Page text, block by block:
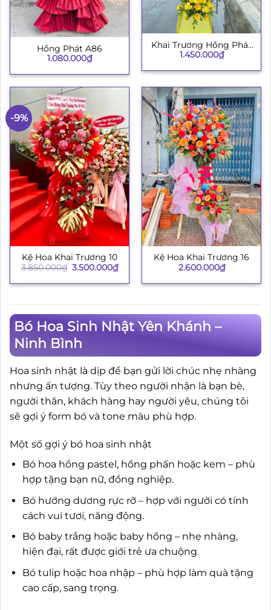
Hồng Phát A86
1.080.000₫
Khai Trương Hồng Phát
003
1.450.000₫
-9%
Kệ Hoa Khai Trương 10
3.850.000₫ Giá
là:
3.500.000₫Giá
hiện
tại
Kệ Hoa Khai Trương 16
2.600.000₫
Bó Hoa Sinh Nhật Yên Khánh –
Ninh Bình
Hoa sinh nhật là dịp để bạn gửi lời chúc nhẹ nhàng
nhưng ấn tượng. Tùy theo người nhận là bạn bè,
người thân, khách hàng hay người yêu, chúng tôi
sẽ gợi ý form bó và tone màu phù hợp.
Một số gợi ý bó hoa sinh nhật
Bó hoa hồng pastel, hồng phấn hoặc kem – phù
hợp tặng bạn nữ, đồng nghiệp.
Bó hướng dương rực rỡ – hợp với người có tính
cách vui tươi, năng động.
Bó baby trắng hoặc baby hồng – nhẹ nhàng,
hiện đại, rất được giới trẻ ưa chuộng.
Bó tulip hoặc hoa nhập – phù hợp làm quà tặng
cao cấp, sang trọng.